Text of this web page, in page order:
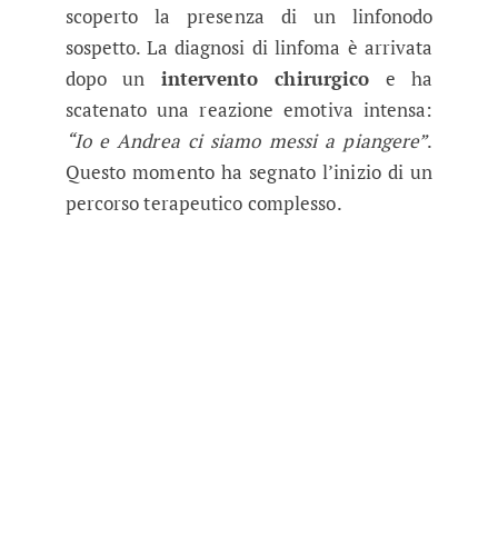
scoperto la presenza di un linfonodo
sospetto. La diagnosi di linfoma è arrivata
dopo un intervento chirurgico e ha
scatenato una reazione emotiva intensa:
“Io e Andrea ci siamo messi a piangere”.
Questo momento ha segnato l’inizio di un
percorso terapeutico complesso.